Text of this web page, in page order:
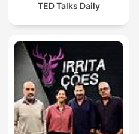
TED Talks Daily